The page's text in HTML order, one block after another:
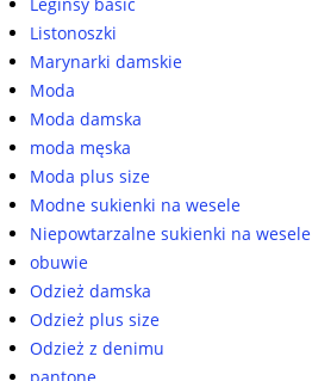
Listonoszki
Marynarki damskie
Moda
Moda damska
moda męska
Moda plus size
Modne sukienki na wesele
Niepowtarzalne sukienki na wesele
obuwie
Odzież damska
Odzież plus size
Odzież z denimu